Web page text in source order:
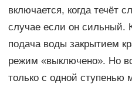
включается, когда течёт
случае если он сильный.
подача воды закрытием
режим «выключено». Но
только с одной ступенью